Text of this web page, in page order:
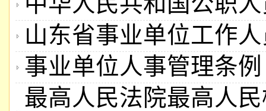
山东省事业单位工作
事业单位人事管理条例
最高人民法院最高人